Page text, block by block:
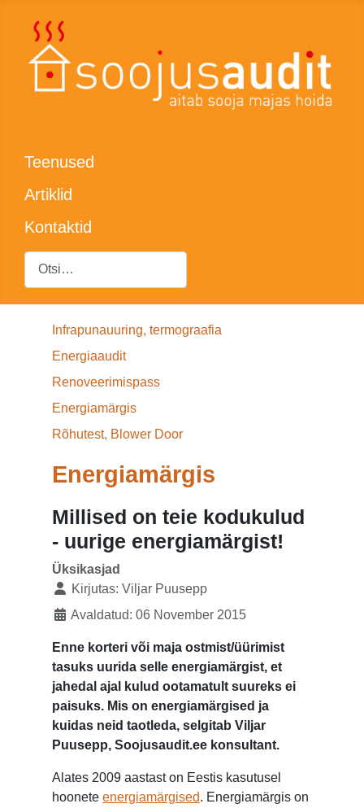
Teenused
Artiklid
Kontaktid
Otsing
Infrapunauuring, termograafia
Energiaaudit
Renoveerimispass
Energiamärgis
Rõhutest, Blower Door
Energiamärgis
Millised on teie kodukulud
- uurige energiamärgist!
Üksikasjad
Kirjutas: Viljar Puusepp
Avaldatud: 06 November 2015
Enne korteri või maja ostmist/üürimist
tasuks uurida selle energiamärgist, et
jahedal ajal kulud ootamatult suureks ei
paisuks. Mis on energiamärgised ja
kuidas neid taotleda, selgitab Viljar
Puusepp, Soojusaudit.ee konsultant.
Alates 2009 aastast on Eestis kasutusel
hoonete energiamärgised. Energiamärgis on